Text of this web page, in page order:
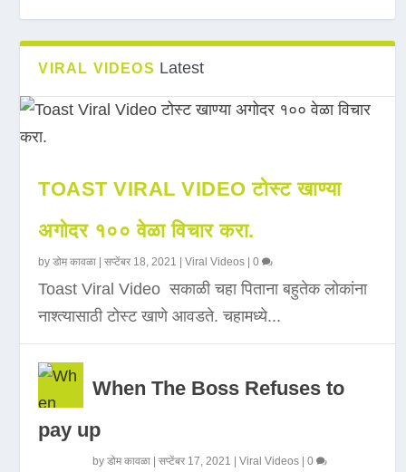
VIRAL VIDEOS Latest
TOAST VIRAL VIDEO टोस्ट खाण्या
अगोदर १०० वेळा विचार करा.
byडोम कावळा |सप्टेंबर 18, 2021 |Viral Videos |0
Toast Viral Video सकाळी चहा पिताना बहुतेक लोकांना
नाश्त्यासाठी टोस्ट खाणे आवडते. चहामध्ये...
When The Boss Refuses to
pay up
byडोम कावळा |सप्टेंबर 17, 2021 |Viral Videos |0